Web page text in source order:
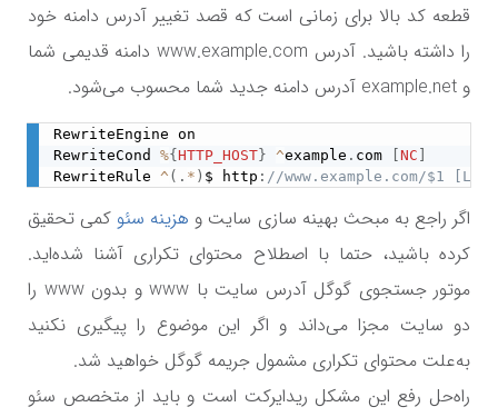
قطعه کد بالا برای زمانی است که قصد تغییر آدرس دامنه خود
را داشته باشید. آدرس www.example.com دامنه قدیمی شما
و example.net آدرس دامنه جدید شما محسوب می‌شود.
RewriteEngine on
RewriteCond %{ HTTP_HOST } ^example . com NC
RewriteRule ^ ( . * ) $ http : //www.example.com/$1
اگر راجع به مبحث بهینه سازی سایت و هزینه سئو کمی تحقیق
کرده باشید، حتما با اصطلاح محتوای تکراری آشنا شده‌اید.
موتور جستجوی گوگل آدرس سایت با www و بدونwww را
دو سایت مجزا می‌داند و اگر این موضوع را پیگیری نکنید
به‌علت محتوای تکراری مشمول جریمه گوگل خواهید شد.
راه‌حل رفع این مشکل ریدایرکت است و باید از متخصص سئو